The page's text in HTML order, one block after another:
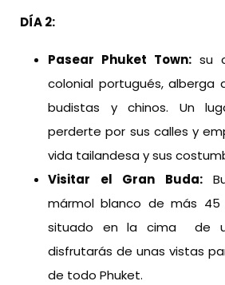
DÍA 2:
Pasear Phuket Town: su
colonial portugués, alberga
budistas y chinos. Un
perderte por sus calles y
vida tailandesa y sus
Visitar el Gran Buda:
mármol blanco de más
situado en la cima de
disfrutarás de unas vistas
de todo Phuket.